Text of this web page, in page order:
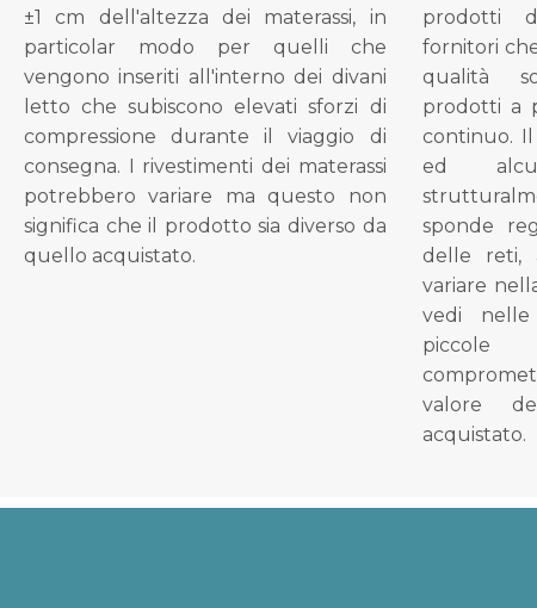
±1 cm dell'altezza dei materassi, in
particolar modo per quelli che
vengono inseriti all'interno dei divani
letto che subiscono elevati sforzi di
compressione durante il viaggio di
consegna. I rivestimenti dei materassi
potrebbero variare ma questo non
significa che il prodotto sia diverso da
quello acquistato.
prodotti
fornitori
qualità
prodotti a
continuo.
ed
sponde
delle reti,
variare
vedi
valore
acquistato.